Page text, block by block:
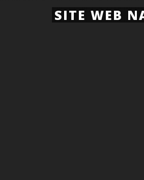
SITE WEB